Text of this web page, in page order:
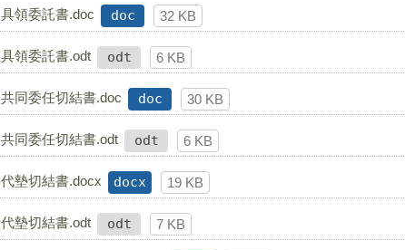
具領委託書.doc doc 32 KB
具領委託書.odt odt 6 KB
共同委任切結書.doc doc 30 KB
共同委任切結書.odt odt 6 KB
代墊切結書.docx docx 19 KB
代墊切結書.odt odt 7 KB